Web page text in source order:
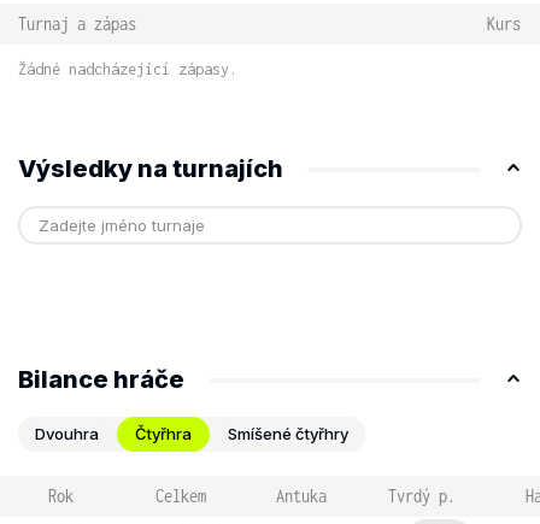
Turnaj a zápas Kurs
Žádné nadcházející zápasy.
Výsledky na turnajích
Bilance hráče
Dvouhra Čtyřhra Smíšené čtyřhry
Rok Celkem Antuka Tvrdý p.